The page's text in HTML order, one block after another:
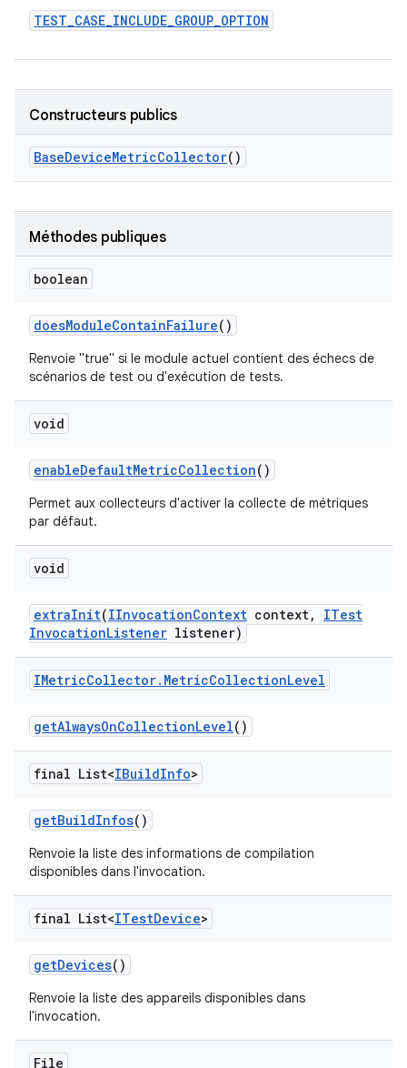
TEST_CASE_INCLUDE_GROUP_OPTION
Constructeurs publics
BaseDeviceMetricCollector()
Méthodes publiques
boolean
doesModuleContainFailure()
Renvoie "true" si le module actuel contient des échecs de
scénarios de test ou d'exécution de tests.
void
enableDefaultMetricCollection()
Permet aux collecteurs d'activer la collecte de métriques
par défaut.
void
extraInit(IInvocationContext context,
ITest
InvocationListener listener)
IMetricCollector. MetricCollectionLevel
getAlwaysOnCollectionLevel()
final List<IBuildInfo>
getBuildInfos()
Renvoie la liste des informations de compilation
disponibles dans l'invocation.
final List<ITestDevice>
getDevices()
Renvoie la liste des appareils disponibles dans
l'invocation.
File